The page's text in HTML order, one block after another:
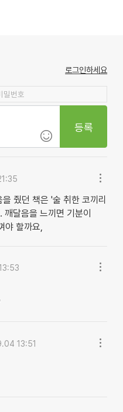
로그인하세요
등록
줬던 책은 '술 취한 코끼리
달음을 느끼면 기분이
야 할까요,
13:51